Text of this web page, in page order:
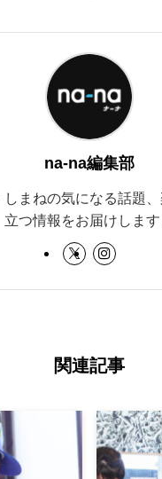
na-na編集部
しまねの気になる話題
立つ情報をお届けします
関連記事